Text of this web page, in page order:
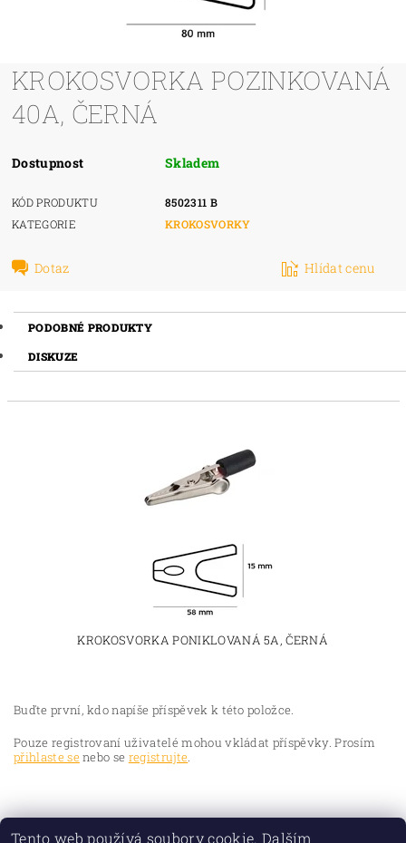
KROKOSVORKA POZINKOVANÁ
40A, ČERNÁ
Dostupnost Skladem
KÓD PRODUKTU
8502311 B
KATEGORIE
KROKOSVORKY
Dotaz Hlídat cenu
PODOBNÉ PRODUKTY
DISKUZE
KROKOSVORKA PONIKLOVANÁ 5A, ČERNÁ
Buďte první, kdo napíše příspěvek k této položce.
Pouze registrovaní uživatelé mohou vkládat příspěvky. Prosím
přihlaste senebo se registrujte.
Tento web používá soubory cookie. Dalším